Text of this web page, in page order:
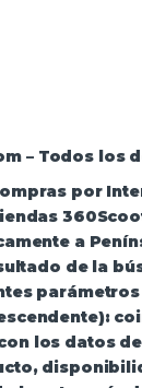
– Todos los
por
a
de la
los datos